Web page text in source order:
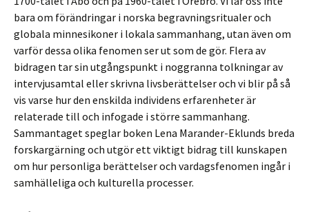
bara om förändringar i norska begravningsritualer och
globala minnesikoner i lokala sammanhang, utan även om
varför dessa olika fenomen ser ut som de gör. Flera av
bidragen tar sin utgångspunkt i noggranna tolkningar av
intervjusamtal eller skrivna livsberättelser och vi blir på så
vis varse hur den enskilda individens erfarenheter är
relaterade till och infogade i större sammanhang.
Sammantaget speglar boken Lena Marander-Eklunds breda
forskargärning och utgör ett viktigt bidrag till kunskapen
om hur personliga berättelser och vardagsfenomen ingår i
samhälleliga och kulturella processer.